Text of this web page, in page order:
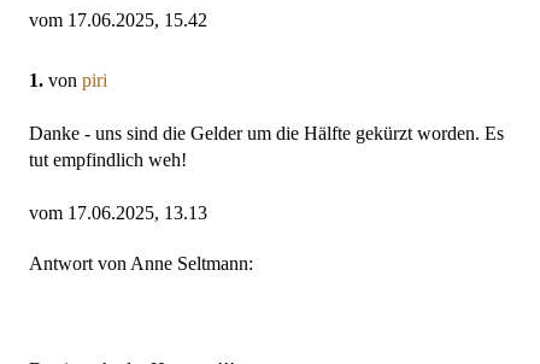
vom 17.06.2025, 15.42
1. von piri
Danke - uns sind die Gelder um die Hälfte gekürzt worden. Es
tut empfindlich weh!
vom 17.06.2025, 13.13
Antwort von Anne Seltmann: